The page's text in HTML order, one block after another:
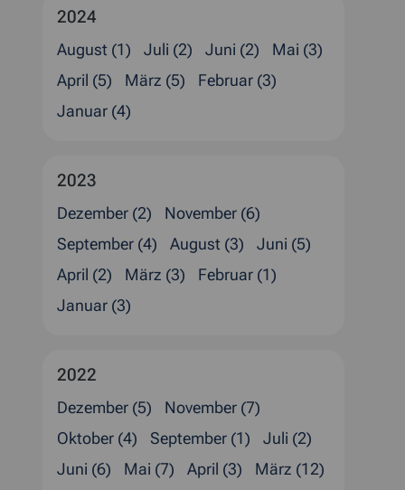
2024
August (1) Juli (2) Juni (2)
Mai (3)
April (5)
März (5)
Februar (3)
Januar (4)
2023
Dezember (2)
November (6)
September (4)
August (3)
Juni (5)
April (2)
März (3)
Februar (1)
Januar (3)
2022
Dezember (5)
November (7)
Oktober (4)
September (1)
Juli (2)
Juni (6)
Mai (7) April (3)
März (12)